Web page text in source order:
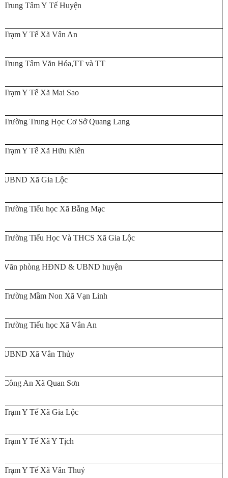
Trung Tâm Y Tế Huyện
Trạm Y Tế Xã Vân An
Trung Tâm Văn Hóa,TT và TT
Trạm Y Tế Xã Mai Sao
Trường Trung Học Cơ Sở Quang Lang
Trạm Y Tế Xã Hữu Kiên
UBND Xã Gia Lộc
Trường Tiểu học Xã Bằng Mạc
Trường Tiểu Học Và THCS Xã Gia Lộc
Văn phòng HĐND & UBND huyện
Trường Mầm Non Xã Vạn Linh
Trường Tiểu học Xã Vân An
UBND Xã Vân Thủy
Công An Xã Quan Sơn
Trạm Y Tế Xã Gia Lộc
Trạm Y Tế Xã Y Tịch
Trạm Y Tế Xã Vân Thuỷ